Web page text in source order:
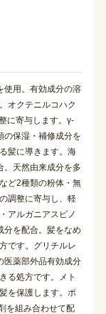
使用。有効成分の溶
オクテニルコハク
に寄与します。γ-
の保湿・補修成分を
髪に導きます。海
。天然由来成分を多
ど2種類の粉体・無
調整に寄与し、軽
アルガニアスピノ
分を配合。髪をなめ
です。グリチルレ
医薬部外品有効成分
る処方です。メト
を保護します。ポ
を組み合わせて配